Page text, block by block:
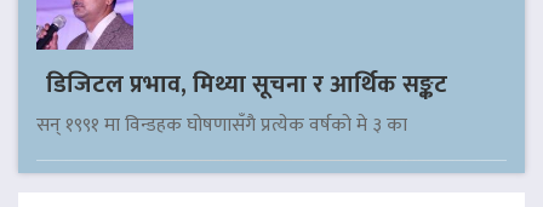
डिजिटल प्रभाव, मिथ्या सूचना र आर्थिक सङ्कट
सन् १९९१ मा विन्डहक घोषणासँगै प्रत्येक वर्षको मे ३ का